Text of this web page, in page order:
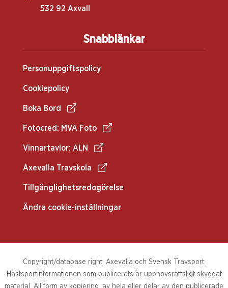
Snabblänkar
Personuppgiftspolicy
Cookiepolicy
Boka Bord
Fotocred: MVA Foto
Vinnartavlor: ALN
Axevalla Travskola
Tillgänglighetsredogörelse
Ändra cookie-inställningar
532 92 Axvall
Copyright/database right, Axevalla och Svensk Travsport.
Hästsportinformationen som publicerats är upphovsrättsligt skyddat
material. All form av kopiering, av hela eller delar av den publicerade